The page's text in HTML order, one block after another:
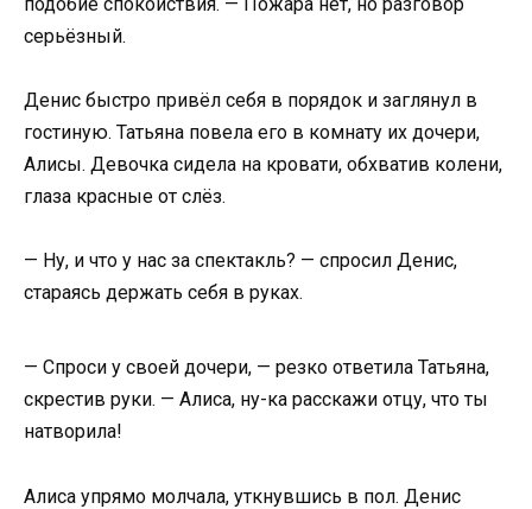
серьёзный.
Денис быстро привёл себя в порядок и заглянул в
гостиную. Татьяна повела его в комнату их дочери,
Алисы. Девочка сидела на кровати, обхватив колени,
глаза красные от слёз.
— Ну, и что у нас за спектакль? — спросил Денис,
стараясь держать себя в руках.
— Спроси у своей дочери, — резко ответила Татьяна,
скрестив руки. — Алиса, ну-ка расскажи отцу, что ты
натворила!
Алиса упрямо молчала, уткнувшись в пол. Денис